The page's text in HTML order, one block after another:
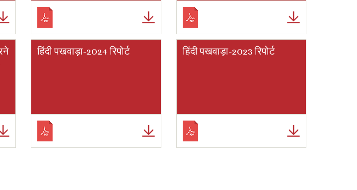
हिंदी पखवाड़ा-2024 रिपोर्ट हिंदी पखवाड़ा-2023 रिपोर्ट